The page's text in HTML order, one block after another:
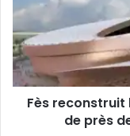
Hassan
II
pour
un
coût
Fès reconstruit
de près